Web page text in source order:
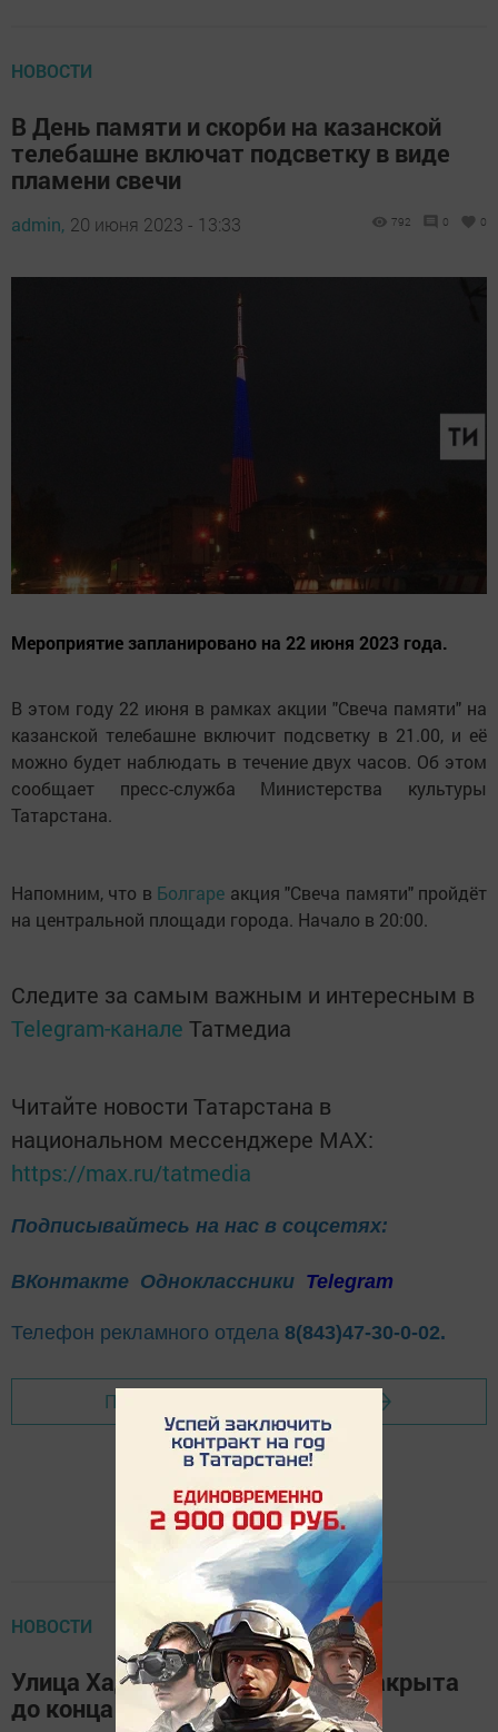
НОВОСТИ
В День памяти и скорби на казанской
телебашне включат подсветку в виде
пламени свечи
admin, 20 июня 2023 - 13:33 792 0 0
Мероприятие запланировано на 22 июня 2023 года.
В этом году 22 июня в рамках акции "Свеча памяти" на
казанской телебашне включит подсветку в 21.00, и её
можно будет наблюдать в течение двух часов. Об этом
сообщает пресс-служба Министерства культуры
Татарстана.
Напомним, что в Болгаре акция "Свеча памяти" пройдёт
на центральной площади города. Начало в 20:00.
Следите за самым важным и интересным в
Telegram-канале Татмедиа
Читайте новости Татарстана в
национальном мессенджере MАХ:
https://max.ru/tatmedia
Подписывайтесь на нас в соцсетях:
ВКонтакте Одноклассники Telegram
Телефон рекламного отдела 8(843)47-30-0-02.
Перейти на страницу новости
НОВОСТИ
Улица Хади Такташа в Казани закрыта
до конца года